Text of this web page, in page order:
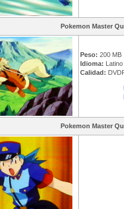
Pokemon Master
Peso: 200 MB
Idioma:
Calidad:
Pokemon Master